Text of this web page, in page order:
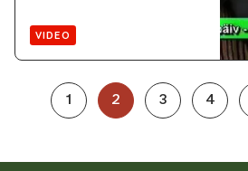
VIDEO
1 2 3 4